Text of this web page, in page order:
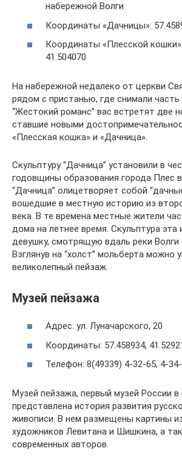
набережной Волги
Координаты «Дачницы»:
Координаты «Плесской
41.504070
На набережной недалеко от церкви
рядом с пристанью, где снимали часть
“Жестокий романс” вас встретят две
ставшие новыми
«Плесская кошка» и «Дачница».
Скульптуру “Дачница” установили в
годовщины образования города Плес в
“Дачница” олицетворяет собой
вошедшие в местную историю из
века. В те времена местные жители
дома на летнее время. Скульптура эта
девушку, смотрящую вдаль реки Волги
Взглянув на “холст” мольберта можно
великолепный пейзаж.
Музей пейзажа
Адрес: ул. Луначарского, 20
Координаты: 57.458934,
Телефон: 8(49339) 4-32-65, 4-
Музей пейзажа, первый музей России
представлена история развития
живописи. В нем размещены картины
художников Левитана и Шишкина, а
современных авторов.